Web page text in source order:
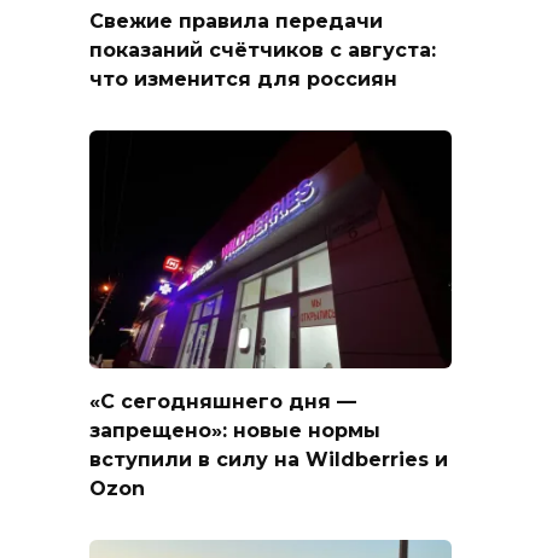
Свежие правила передачи
показаний счётчиков с августа:
что изменится для россиян
«С сегодняшнего дня —
запрещено»: новые нормы
вступили в силу на Wildberries и
Ozon